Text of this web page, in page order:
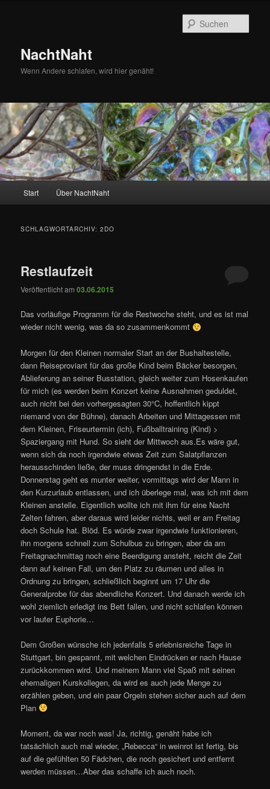
NachtNaht
Wenn Andere schlafen, wird hier genäht!
Start Über NachtNaht
SCHLAGWORTARCHIV:2DO
Restlaufzeit
Veröffentlicht am03.06.2015
Das vorläufige Programm für die Restwoche steht, und es ist mal
wieder nicht wenig, was da so zusammenkommt
Morgen für den Kleinen normaler Start an der Bushaltestelle,
dann Reiseproviant für das große Kind beim Bäcker besorgen,
Ablieferung an seiner Busstation, gleich weiter zum Hosenkaufen
für mich (es werden beim Konzert keine Ausnahmen geduldet,
auch nicht bei den vorhergesagten 30°C, hoffentlich kippt
niemand von der Bühne), danach Arbeiten und Mittagessen mit
dem Kleinen, Friseurtermin (ich), Fußballtraining (Kind) >
Spaziergang mit Hund. So sieht der Mittwoch aus.Es wäre gut,
wenn sich da noch irgendwie etwas Zeit zum Salatpflanzen
herausschinden ließe, der muss dringendst in die Erde.
Donnerstag geht es munter weiter, vormittags wird der Mann in
den Kurzurlaub entlassen, und ich überlege mal, was ich mit dem
Kleinen anstelle. Eigentlich wollte ich mit ihm für eine Nacht
Zelten fahren, aber daraus wird leider nichts, weil er am Freitag
doch Schule hat. Blöd. Es würde zwar irgendwie funktionieren,
ihn morgens schnell zum Schulbus zu bringen, aber da am
Freitagnachmittag noch eine Beerdigung ansteht, reicht die Zeit
dann auf keinen Fall, um den Platz zu räumen und alles in
Ordnung zu bringen, schließlich beginnt um 17 Uhr die
Generalprobe für das abendliche Konzert. Und danach werde ich
wohl ziemlich erledigt ins Bett fallen, und nicht schlafen können
vor lauter Euphorie…
Dem Großen wünsche ich jedenfalls 5 erlebnisreiche Tage in
Stuttgart, bin gespannt, mit welchen Eindrücken er nach Hause
zurückkommen wird. Und meinem Mann viel Spaß mit seinen
ehemaligen Kurskollegen, da wird es auch jede Menge zu
erzählen geben, und ein paar Orgeln stehen sicher auch auf dem
Plan
Moment, da war noch was! Ja, richtig, genäht habe ich
tatsächlich auch mal wieder, „Rebecca“ in weinrot ist fertig, bis
auf die gefühlten 50 Fädchen, die noch gesichert und entfernt
werden müssen…Aber das schaffe ich auch noch.